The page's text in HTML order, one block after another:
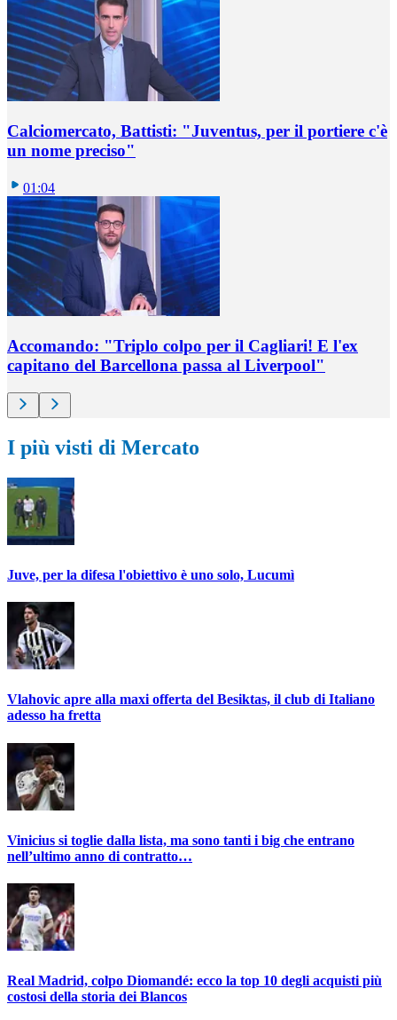
Calciomercato, Battisti: "Juventus, per il portiere c'è
un nome preciso"
01:04
Accomando: "Triplo colpo per il Cagliari! E l'ex
capitano del Barcellona passa al Liverpool"
I più visti di Mercato
Juve, per la difesa l'obiettivo è uno solo, Lucumì
Vlahovic apre alla maxi offerta del Besiktas, il club di Italiano
adesso ha fretta
Vinicius si toglie dalla lista, ma sono tanti i big che entrano
nell’ultimo anno di contratto…
Real Madrid, colpo Diomandé: ecco la top 10 degli acquisti più
costosi della storia dei Blancos